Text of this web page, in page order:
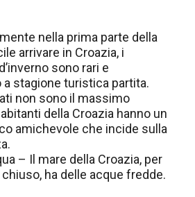
nella prima parte della
arrivare in Croazia, i
sono rari e
a stagione turistica partita.
non sono il massimo
della Croazia hanno un
amichevole che incide sulla
– Il mare della Croazia, per
ha delle acque fredde.